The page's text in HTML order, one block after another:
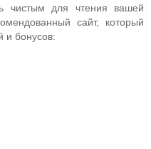
чистым для чтения вашей
сайт, который
и бонусов: